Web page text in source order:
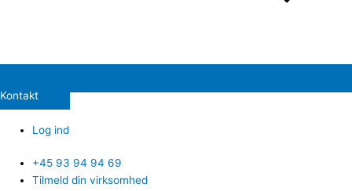
Kontakt
Log ind
+45 93 94 94 69
Tilmeld din virksomhed